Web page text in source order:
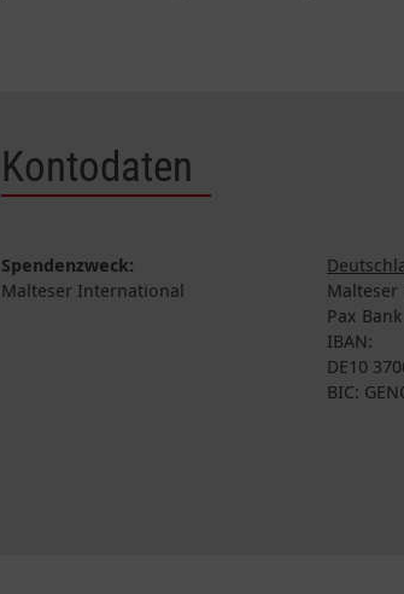
Kontodaten
Spendenzweck:
Malteser International
Malteser
Pax Bank
IBAN:
DE10
BIC: